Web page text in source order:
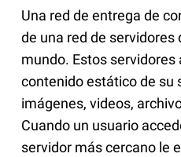
Una red de entrega de
de una red de
mundo. Estos
contenido estático de su
imágenes, videos,
Cuando un usuario
servidor más cercano le